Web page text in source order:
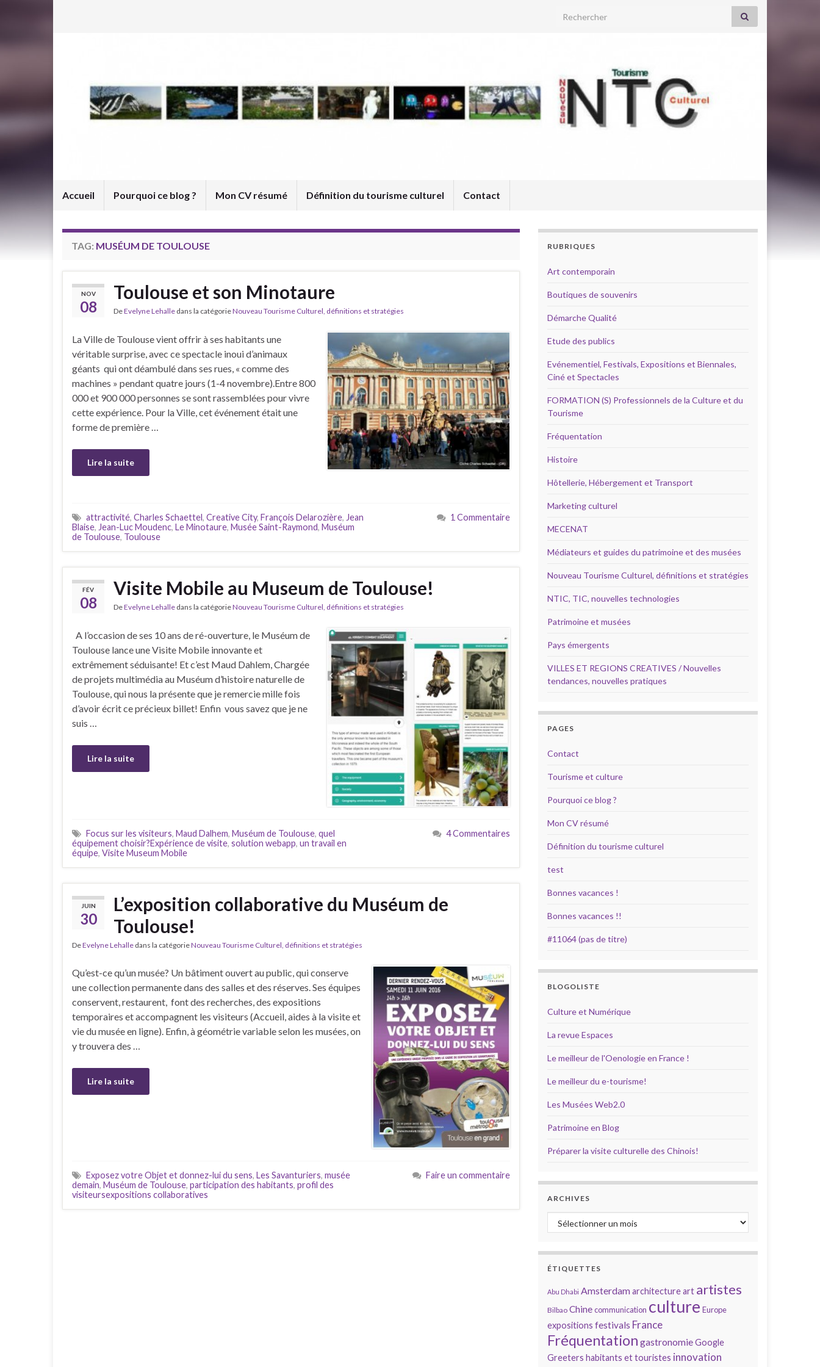
Search for:
Accueil Pourquoi ce blog ? Mon CV résumé Définition du tourisme culturel Contact
TAG: MUSÉUM DE TOULOUSE
NOV
08
Toulouse et son Minotaure
DeEvelyne Lehalle dans la catégorieNouveau Tourisme Culturel, définitions et stratégies
La Ville de Toulouse vient offrir à ses habitants une
véritable surprise, avec ce spectacle inoui d’animaux
géants qui ont déambulé dans ses rues, « comme des
machines » pendant quatre jours (1-4 novembre).Entre 800
000 et 900 000 personnes se sont rassemblées pour vivre
cette expérience. Pour la Ville, cet événement était une
forme de première …
Lire la suite
attractivité, Charles Schaettel, Creative City, François Delarozière, Jean
Blaise, Jean-Luc Moudenc, Le Minotaure, Musée Saint-Raymond, Muséum
de Toulouse, Toulouse
1 Commentaire
FÉV
08
Visite Mobile au Museum de Toulouse!
DeEvelyne Lehalle dans la catégorieNouveau Tourisme Culturel, définitions et stratégies
A l’occasion de ses 10 ans de ré-ouverture, le Muséum de
Toulouse lance une Visite Mobile innovante et
extrêmement séduisante! Et c’est Maud Dahlem, Chargée
de projets multimédia au Muséum d’histoire naturelle de
Toulouse, qui nous la présente que je remercie mille fois
d’avoir écrit ce précieux billet! Enfin vous savez que je ne
suis …
Lire la suite
Focus sur les visiteurs, Maud Dalhem, Muséum de Toulouse, quel
équipement choisir?Expérience de visite, solution webapp, un travail en
équipe, Visite Museum Mobile
4 Commentaires
JUIN
30
L’exposition collaborative du Muséum de
Toulouse!
DeEvelyne Lehalle dans la catégorieNouveau Tourisme Culturel, définitions et stratégies
Qu’est-ce qu’un musée? Un bâtiment ouvert au public, qui conserve
une collection permanente dans des salles et des réserves. Ses équipes
conservent, restaurent, font des recherches, des expositions
temporaires et accompagnent les visiteurs (Accueil, aides à la visite et
vie du musée en ligne). Enfin, à géométrie variable selon les musées, on
y trouvera des …
Lire la suite
Exposez votre Objet et donnez-lui du sens, Les Savanturiers, musée
demain, Muséum de Toulouse, participation des habitants, profil des
visiteursexpositions collaboratives
Faire un commentaire
RUBRIQUES
Art contemporain
Boutiques de souvenirs
Démarche Qualité
Etude des publics
Evénementiel, Festivals, Expositions et Biennales,
Ciné et Spectacles
FORMATION (S) Professionnels de la Culture et du
Tourisme
Fréquentation
Histoire
Hôtellerie, Hébergement et Transport
Marketing culturel
MECENAT
Médiateurs et guides du patrimoine et des musées
Nouveau Tourisme Culturel, définitions et stratégies
NTIC, TIC, nouvelles technologies
Patrimoine et musées
Pays émergents
VILLES ET REGIONS CREATIVES / Nouvelles
tendances, nouvelles pratiques
PAGES
Contact
Tourisme et culture
Pourquoi ce blog ?
Mon CV résumé
Définition du tourisme culturel
test
Bonnes vacances !
Bonnes vacances !!
#11064 (pas de titre)
BLOGOLISTE
Culture et Numérique
La revue Espaces
Le meilleur de l'Oenologie en France !
Le meilleur du e-tourisme!
Les Musées Web2.0
Patrimoine en Blog
Préparer la visite culturelle des Chinois!
ARCHIVES
Archives
ÉTIQUETTES
Abu Dhabi Amsterdamarchitectureart artistes
Bilbao Chinecommunication culture Europe
expositions festivals France
Fréquentation gastronomieGoogle
Greeters habitants et touristes innovation